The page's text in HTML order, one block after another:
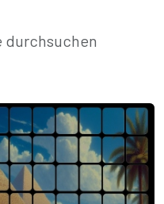
durchsuchen